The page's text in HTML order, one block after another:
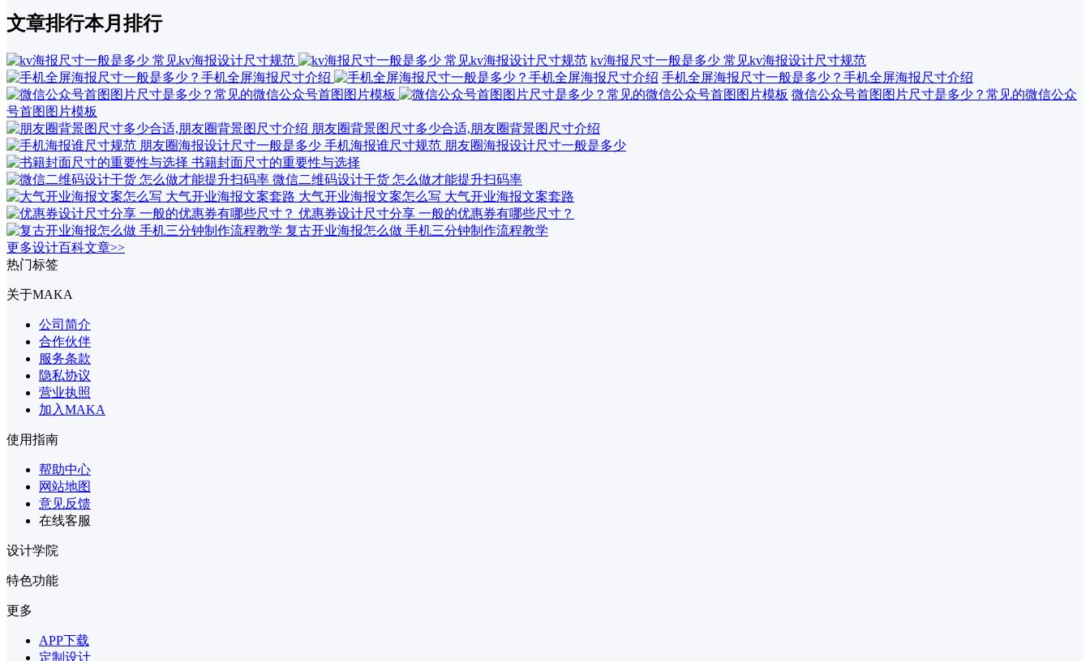
文章排行本月排行
kv海报尺寸一般是多少 常见kv海报设计尺寸规范
手机全屏海报尺寸一般是多少？手机全屏海报尺寸介绍
微信公众号首图图片尺寸是多少？常见的微信公众
号首图图片模板
朋友圈背景图尺寸多少合适,朋友圈背景图尺寸介绍
手机海报谁尺寸规范 朋友圈海报设计尺寸一般是多少
书籍封面尺寸的重要性与选择
微信二维码设计干货 怎么做才能提升扫码率
大气开业海报文案怎么写 大气开业海报文案套路
优惠券设计尺寸分享 一般的优惠券有哪些尺寸？
复古开业海报怎么做 手机三分钟制作流程教学
更多设计百科文章>>
热门标签
关于MAKA
公司简介
合作伙伴
服务条款
隐私协议
营业执照
加入MAKA
使用指南
帮助中心
网站地图
意见反馈
在线客服
设计学院
特色功能
更多
APP下载
定制设计